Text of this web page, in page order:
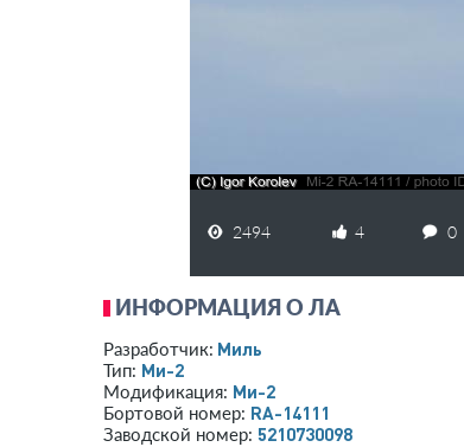
2494 4 0
ИНФОРМАЦИЯ О ЛА
Разработчик: Миль
Тип: Ми-2
Модификация: Ми-2
Бортовой номер: RA-14111
Заводской номер: 5210730098